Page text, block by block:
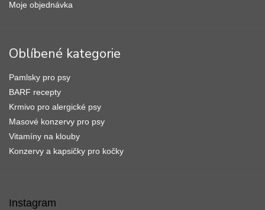
Moje objednávka
Oblíbené kategorie
Pamlsky pro psy
BARF recepty
Krmivo pro alergické psy
Masové konzervy pro psy
Vitamíny na klouby
Konzervy a kapsičky pro kočky
Instagram